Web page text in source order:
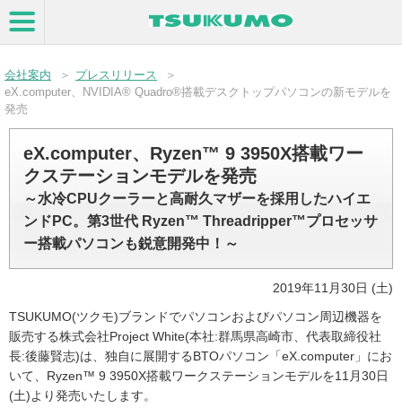
会社案内 ＞ プレスリリース
＞
eX.computer、NVIDIA® Quadro®搭載デスクトップパソコンの新モデルを
発売
eX.computer、Ryzen™ 9 3950X搭載ワー
クステーションモデルを発売
～水冷CPUクーラーと高耐久マザーを採用したハイエ
ンドPC。第3世代 Ryzen™ Threadripper™プロセッサ
ー搭載パソコンも鋭意開発中！～
2019年11月30日 (土)
TSUKUMO(ツクモ)ブランドでパソコンおよびパソコン周辺機器を
販売する株式会社Project White(本社:群馬県高崎市、代表取締役社
長:後藤賢志)は、独自に展開するBTOパソコン「eX.computer」にお
いて、Ryzen™ 9 3950X搭載ワークステーションモデルを11月30日
(土)より発売いたします。